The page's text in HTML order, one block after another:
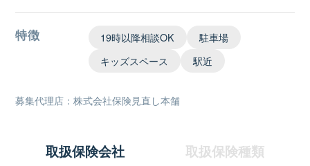
特徴 19時以降相談OK
駐車場
キッズスペース
駅近
募集代理店：株式会社保険見直し本舗
取扱保険会社 取扱保険種類